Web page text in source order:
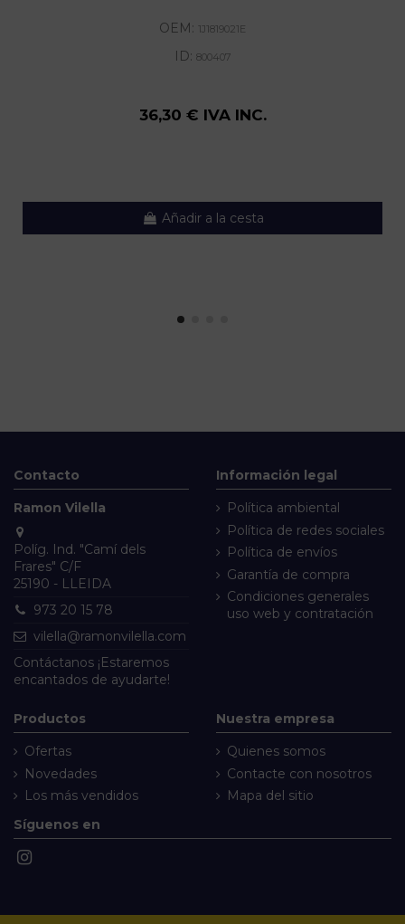
OEM: 1J1819021E
ID: 800407
36,30 € IVA INC.
Añadir a la cesta
Contacto
Ramon Vilella
Políg. Ind. "Camí dels
Frares" C/F
25190 - LLEIDA
973 20 15 78
vilella@ramonvilella.com
Contáctanos ¡Estaremos
encantados de ayudarte!
Información legal
Política ambiental
Política de redes sociales
Política de envíos
Garantía de compra
Condiciones generales
uso web y contratación
Productos
Ofertas
Novedades
Los más vendidos
Nuestra empresa
Quienes somos
Contacte con nosotros
Mapa del sitio
Síguenos en